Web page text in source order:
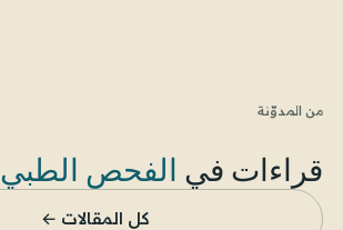
من المدوّنة
قراءات في الفحص الطبي
كل المقالات ←